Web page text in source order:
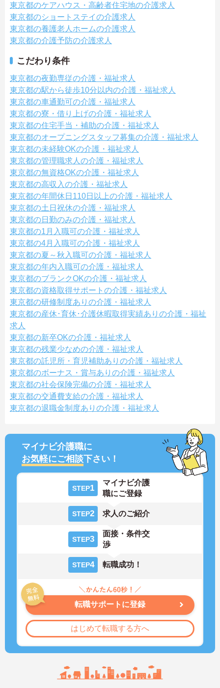
東京都のケアハウス・高齢者住宅地の介護求人
東京都のショートステイの介護求人
東京都の養護老人ホームの介護求人
東京都の介護予防の介護求人
こだわり条件
東京都の夜勤専従の介護・福祉求人
東京都の駅から徒歩10分以内の介護・福祉求人
東京都の車通勤可の介護・福祉求人
東京都の寮・借り上げの介護・福祉求人
東京都の住宅手当・補助の介護・福祉求人
東京都のオープニングスタッフ募集の介護・福祉求人
東京都の未経験OKの介護・福祉求人
東京都の管理職求人の介護・福祉求人
東京都の無資格OKの介護・福祉求人
東京都の高収入の介護・福祉求人
東京都の年間休日110日以上の介護・福祉求人
東京都の土日祝休の介護・福祉求人
東京都の日勤のみの介護・福祉求人
東京都の1月入職可の介護・福祉求人
東京都の4月入職可の介護・福祉求人
東京都の夏～秋入職可の介護・福祉求人
東京都の年内入職可の介護・福祉求人
東京都のブランクOKの介護・福祉求人
東京都の資格取得サポートの介護・福祉求人
東京都の研修制度ありの介護・福祉求人
東京都の産休･育休･介護休暇取得実績ありの介護・福祉
求人
東京都の新卒OKの介護・福祉求人
東京都の残業少なめの介護・福祉求人
東京都の託児所・育児補助ありの介護・福祉求人
東京都のボーナス・賞与ありの介護・福祉求人
東京都の社会保険完備の介護・福祉求人
東京都の交通費支給の介護・福祉求人
東京都の退職金制度ありの介護・福祉求人
マイナビ介護職に
お気軽にご相談下さい！
STEP1
マイナビ介護
職にご登録
STEP2 求人のご紹介
STEP3
面接・条件交
渉
STEP4 転職成功！
転職サポートに登録
はじめて転職する方へ